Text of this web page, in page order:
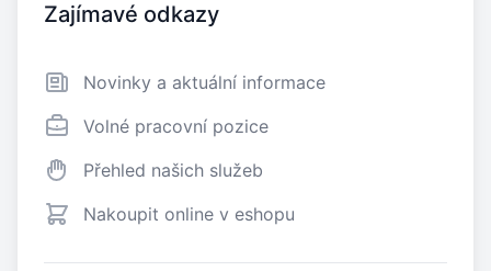
Zajímavé odkazy
Novinky a aktuální informace
Volné pracovní pozice
Přehled našich služeb
Nakoupit online v eshopu